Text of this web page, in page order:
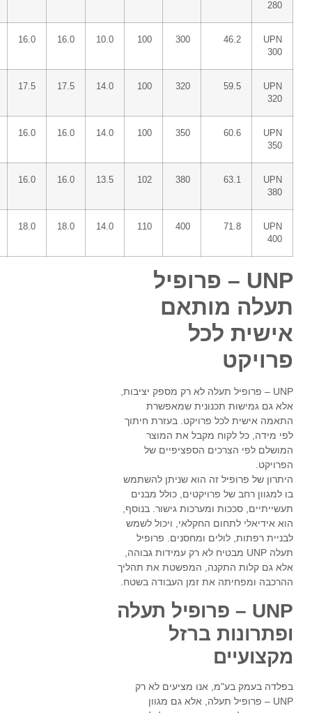
280
UPN
300
46.2
300
100
10.0
16.0
16.0
UPN
320
59.5
320
100
14.0
17.5
17.5
UPN
350
60.6
350
100
14.0
16.0
16.0
UPN
380
63.1
380
102
13.5
16.0
16.0
UPN
400
71.8
400
110
14.0
18.0
18.0
UNP – פרופיל
תעלה מותאם
אישית לכל
פרויקט
UNP – פרופיל תעלה לא רק מספק יציבות,
אלא גם גמישות תכנונית שמאפשרת
התאמה אישית לכל פרויקט. בעזרת חיתוך
לפי מידה, כל לקוח מקבל את המוצר
המושלם לפי הצרכים הספציפיים של
הפרויקט.
היתרון של פרופיל זה הוא שניתן להשתמש
בו למגוון רחב של פרויקטים, כולל מבנים
תעשייתיים, סככות ומערכות גישור. בנוסף,
הוא אידיאלי לתחום החקלאי, ויכול לשמש
לבניית רפתות, לולים ומחסנים. פרופיל
תעלה UNP מבטיח לא רק עמידות גבוהה,
אלא גם קלות התקנה, המפשטת את תהליך
ההרכבה ומפחיתה את זמן העבודה בשטח.
UNP – פרופיל תעלה
ופתרונות ברזל
מקצועיים
בפלדה בעמק בע"מ, אנו מציעים לא רק
UNP – פרופיל תעלה, אלא גם מגוון